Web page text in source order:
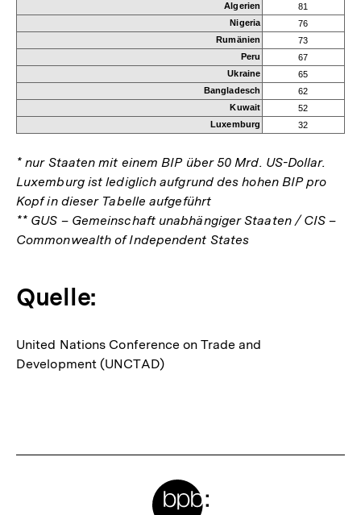
Algerien
81
Nigeria
76
Rumänien
73
Peru
67
Ukraine
65
Bangladesch
62
Kuwait
52
Luxemburg
32
* nur Staaten mit einem BIP über 50 Mrd. US-Dollar.
Luxemburg ist lediglich aufgrund des hohen BIP pro
Kopf in dieser Tabelle aufgeführt
** GUS – Gemeinschaft unabhängiger Staaten / CIS –
Commonwealth of Independent States
Quelle:
United Nations Conference on Trade and
Development (UNCTAD)